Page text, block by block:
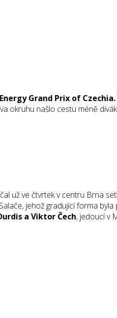
Grand Prix of Czechia.
našlo cestu méně
už ve čtvrtek v centru Brna
jehož gradující forma
a Viktor Čech, jedoucí v